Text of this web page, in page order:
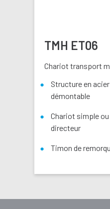
TMH ET06
Chariot transport
Structure en
démontable
Chariot simple
directeur
Timon de